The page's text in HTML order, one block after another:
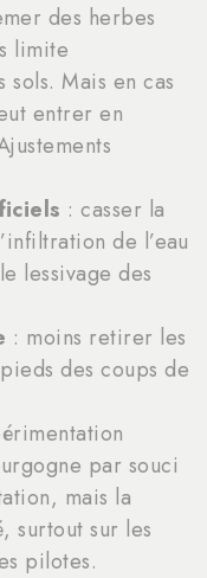
des herbes
limite
sols. Mais en cas
entrer en
: casser la
de l’eau
lessivage des
: moins retirer les
des coups de
par souci
mais la
surtout sur les
pilotes.